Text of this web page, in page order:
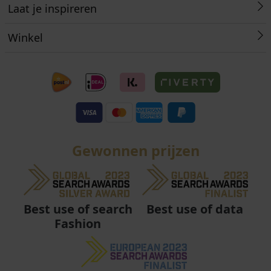
Laat je inspireren
Winkel
Gewonnen prijzen
Best use of search
Fashion
Best use of data